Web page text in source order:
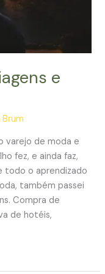
e
Brum
varejo de moda e
fez, e ainda faz,
todo o aprendizado
também passei
Compra de
de hotéis,